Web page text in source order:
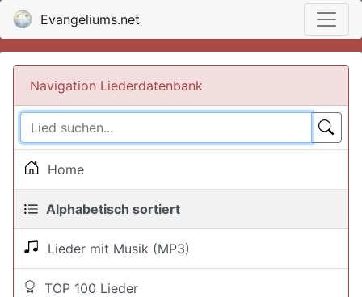
Evangeliums.net
Navigation Liederdatenbank
Home
Alphabetisch sortiert
Lieder mit Musik (MP3)
TOP 100 Lieder